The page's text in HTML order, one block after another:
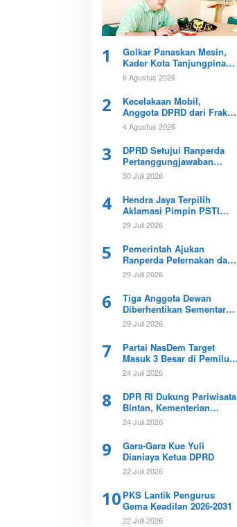
1
Golkar Panaskan Mesin,
Kader Kota Tanjungpinang
Perkuat Konsolidasi
Menuju Pemilu
6 Agustus 2026
2
Kecelakaan Mobil,
Anggota DPRD dari Fraksi
PKB Meninggal Dunia
4 Agustus 2026
3
DPRD Setujui Ranperda
Pertanggungjawaban
APBD Kepri 2025
30 Juli 2026
4
Hendra Jaya Terpilih
Aklamasi Pimpin PSTI
Kota Tanjungpinang
29 Juli 2026
5
Pemerintah Ajukan
Ranperda Peternakan dan
Kesehatan Hewan ke DPRD
Kepri
29 Juli 2026
6
Tiga Anggota Dewan
Diberhentikan Sementara
Buntut Kematian Dokter
Icha
29 Juli 2026
7
Partai NasDem Target
Masuk 3 Besar di Pemilu
2029
24 Juli 2026
8
DPR RI Dukung Pariwisata
Bintan, Kementerian
Imigrasi Diminta Tinjau
Ulang Bebas Visa
24 Juli 2026
9
Gara-Gara Kue Yuli
Dianiaya Ketua DPRD
22 Juli 2026
10 PKS Lantik Pengurus
Gema Keadilan 2026-2031
22 Juli 2026